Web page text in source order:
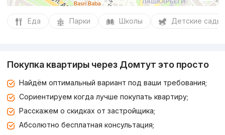
Еда Парки Школы Детские сады
Покупка квартиры через Домтут это просто
Найдём оптимальный вариант под ваши требования;
Сориентируем когда лучше покупать квартиру;
Расскажем о скидках от застройщика;
Абсолютно бесплатная консультация;